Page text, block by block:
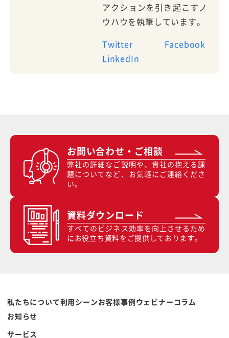
アクションを引き起こすノ
ウハウを執筆しています。
Twitter
Facebook
LinkedIn
お問い合わせ・ご相談
弊社の詳細なご説明や、貴社の抱える課
題についてなど、お気軽にご連絡くださ
い。
資料ダウンロード
すべてのビジネス効率を向上させるため
にお役立ち資料をご提供しております。
私たちについて利用シーンお客様事例ウェビナー コラム
お知らせ
サービス